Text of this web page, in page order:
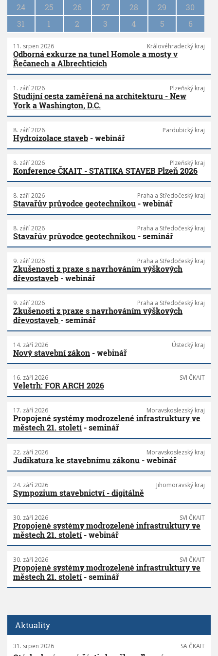
24
25 26 27 28 29
30
31
1 2 3 4 5 6
11. srpen 2026 Královéhradecký kraj
Odborná exkurze na tunel Homole a mosty v
Řečanech a Albrechticích
1. září 2026 Plzeňský kraj
Studijní cesta zaměřená na architekturu - New
York a Washington, D.C.
8. září 2026 Pardubický kraj
Hydroizolace staveb - webinář
8. září 2026 Plzeňský kraj
Konference ČKAIT - STATIKA STAVEB Plzeň 2026
8. září 2026 Praha a Středočeský kraj
Stavařův průvodce geotechnikou - webinář
8. září 2026 Praha a Středočeský kraj
Stavařův průvodce geotechnikou - seminář
9. září 2026 Praha a Středočeský kraj
Zkušenosti z praxe s navrhováním výškových
dřevostaveb - webinář
9. září 2026 Praha a Středočeský kraj
Zkušenosti z praxe s navrhováním výškových
dřevostaveb - seminář
14. září 2026 Ústecký kraj
Nový stavební zákon - webinář
16. září 2026 SVI ČKAIT
Veletrh: FOR ARCH 2026
17. září 2026 Moravskoslezský kraj
Propojené systémy modrozelené infrastruktury ve
městech 21. století- seminář
22. září 2026 Moravskoslezský kraj
Judikatura ke stavebnímu zákonu - webinář
24. září 2026 Jihomoravský kraj
Sympozium stavebnictví - digitálně
30. září 2026 SVI ČKAIT
Propojené systémy modrozelené infrastruktury ve
městech 21. století- webinář
30. září 2026 SVI ČKAIT
Propojené systémy modrozelené infrastruktury ve
městech 21. století- seminář
Aktuality
31. srpen 2026 SA ČKAIT